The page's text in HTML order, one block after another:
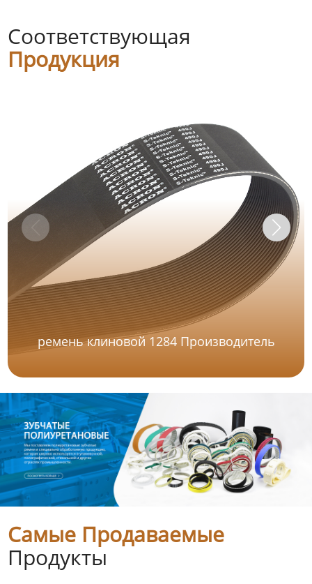
Соответствующая
Продукция
ремень клиновой 1284 Производитель
Самые Продаваемые
Продукты